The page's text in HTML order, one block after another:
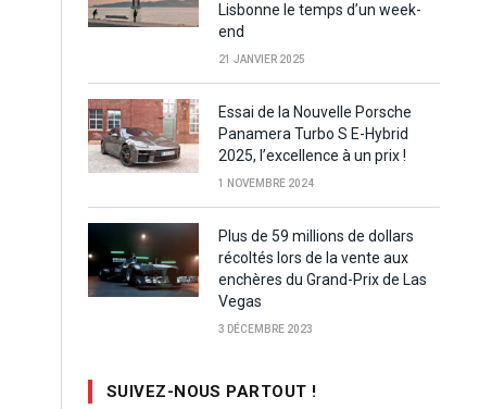
Lisbonne le temps d’un week-
end
21 JANVIER 2025
Essai de la Nouvelle Porsche
Panamera Turbo S E-Hybrid
2025, l’excellence à un prix !
1 NOVEMBRE 2024
Plus de 59 millions de dollars
récoltés lors de la vente aux
enchères du Grand-Prix de Las
Vegas
3 DÉCEMBRE 2023
SUIVEZ-NOUS PARTOUT !